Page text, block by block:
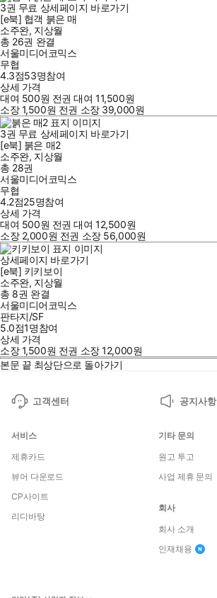
3권 무료 상세페이지 바로가기
[e북] 협객 붉은 매
소주완, 지상월
총 26권 완결
서울미디어코믹스
무협
4.3점53명참여
상세 가격
대여 500원 전권 대여11,500원
소장1,500원 전권 소장 39,000원
3권 무료 상세페이지 바로가기
[e북] 붉은 매2
소주완, 지상월
총 28권
서울미디어코믹스
무협
4.2점25명참여
상세 가격
대여 500원 전권 대여12,500원
소장 2,000원 전권 소장 56,000원
상세페이지 바로가기
[e북] 키키보이
소주완, 지상월
총 8권 완결
서울미디어코믹스
판타지/SF
5.0점1명참여
상세 가격
소장1,500원 전권 소장12,000원
본문 끝 최상단으로 돌아가기
고객센터 공지사항
서비스
제휴카드
뷰어 다운로드
CP사이트
리디바탕
기타 문의
원고 투고
사업 제휴 문의
회사
회사 소개
인재채용